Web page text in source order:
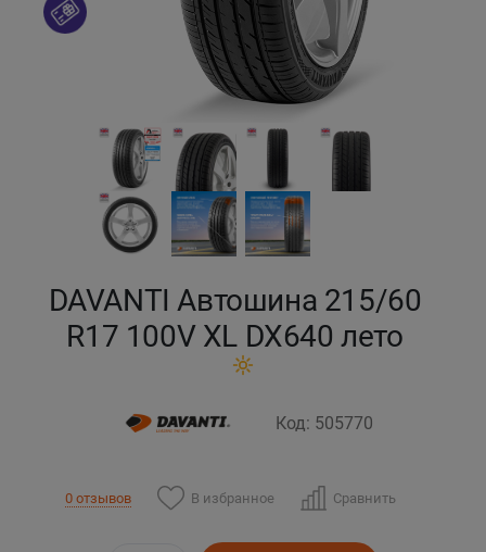
DAVANTI Автошина 215/60
R17 100V XL DX640 лето
Код: 505770
0 отзывов В избранное Сравнить
Кокшетау
Кызылорда
Павлодар
Петропавловск
Семей